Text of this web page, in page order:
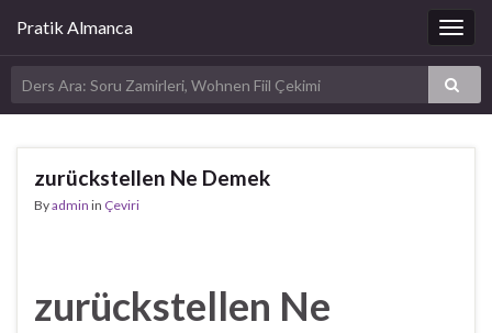
Pratik Almanca
zurückstellen Ne Demek
Byadmin in Çeviri
zurückstellen Ne